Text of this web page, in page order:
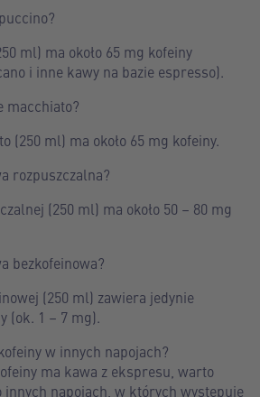
ml) ma około 65 mg kofeiny
i inne kawy na bazie espresso).
macchiato?
(250 ml) ma około 65 mg kofeiny.
rozpuszczalna?
(250 ml) ma około 50 – 80 mg
bezkofeinowa?
(250 ml) zawiera jedynie
(ok. 1 – 7 mg).
w innych napojach?
ma kawa z ekspresu, warto
innych napojach, w których występuje